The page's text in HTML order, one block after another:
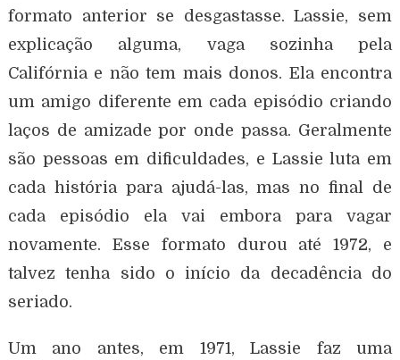
formato anterior se desgastasse. Lassie, sem
explicação alguma, vaga sozinha pela
Califórnia e não tem mais donos. Ela encontra
um amigo diferente em cada episódio criando
laços de amizade por onde passa. Geralmente
são pessoas em dificuldades, e Lassie luta em
cada história para ajudá-las, mas no final de
cada episódio ela vai embora para vagar
novamente. Esse formato durou até 1972, e
talvez tenha sido o início da decadência do
seriado.
Um ano antes, em 1971, Lassie faz uma